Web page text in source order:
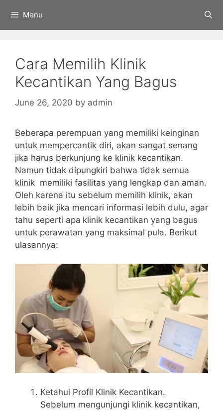
Menu
Cara Memilih Klinik
Kecantikan Yang Bagus
June 26, 2020 by admin
Beberapa perempuan yang memiliki keinginan
untuk mempercantik diri, akan sangat senang
jika harus berkunjung ke klinik kecantikan.
Namun tidak dipungkiri bahwa tidak semua
klinik memiliki fasilitas yang lengkap dan aman.
Oleh karena itu sebelum memilih klinik, akan
lebih baik jika mencari informasi lebih dulu, agar
tahu seperti apa klinik kecantikan yang bagus
untuk perawatan yang maksimal pula. Berikut
ulasannya:
Ketahui Profil Klinik Kecantikan.
Sebelum mengunjungi klinik kecantikan,